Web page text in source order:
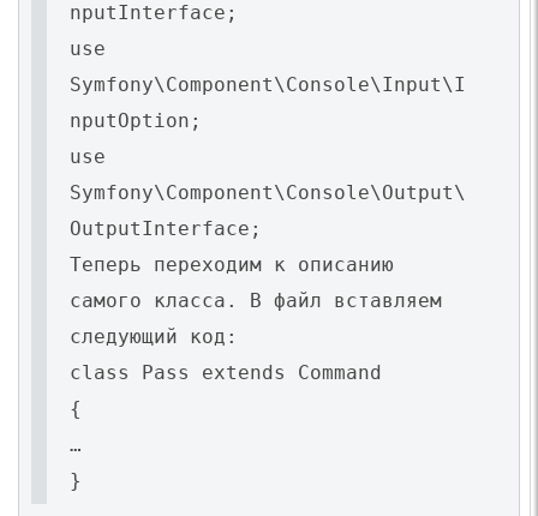
nputInterface;
use
Symfony\Component\Console\Input\I
nputOption;
use
Symfony\Component\Console\Output\
OutputInterface;
Теперь переходим к описанию
самого класса. В файл вставляем
следующий код:
class Pass extends Command
{
…
}